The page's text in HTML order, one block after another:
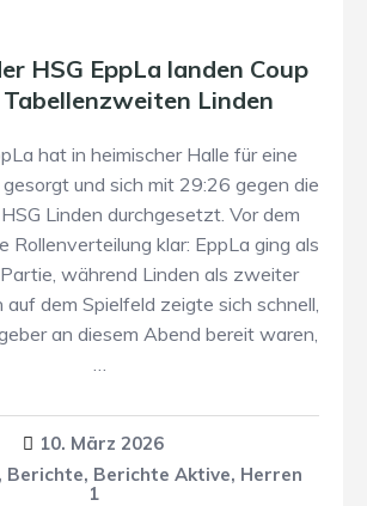
HSG EppLa landen Coup
Linden
hat in heimischer Halle für eine
und sich mit 29:26 gegen die
Linden durchgesetzt. Vor dem
Rollenverteilung klar: EppLa ging als
während Linden als zweiter
auf dem Spielfeld zeigte sich schnell,
an diesem Abend bereit waren,
…
10. März 2026
, Berichte, Berichte Aktive, Herren
1